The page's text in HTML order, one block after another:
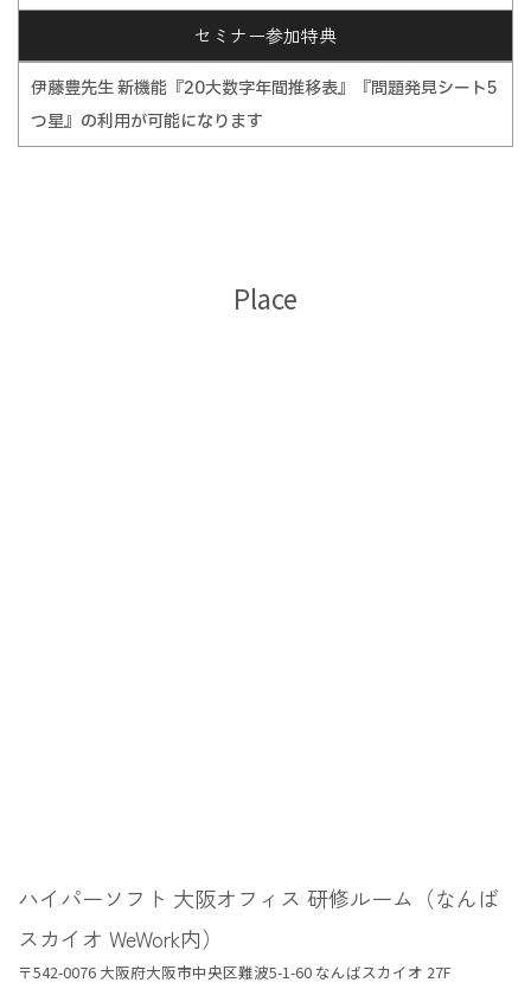
セミナー参加特典
伊藤豊先生 新機能『20大数字年間推移表』『問題発見シート5
つ星』の利用が可能になります
Place
ハイパーソフト 大阪オフィス 研修ルーム（なんば
スカイオ WeWork内）
〒542-0076 大阪府大阪市中央区難波5-1-60 なんばスカイオ 27F